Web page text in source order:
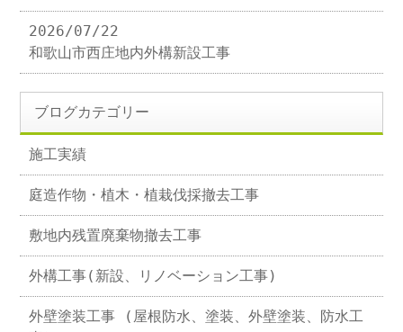
2026/07/22
和歌山市西庄地内外構新設工事
ブログカテゴリー
施工実績
庭造作物・植木・植栽伐採撤去工事
敷地内残置廃棄物撤去工事
外構工事(新設、リノベーション工事)
外壁塗装工事 (屋根防水、塗装、外壁塗装、防水工